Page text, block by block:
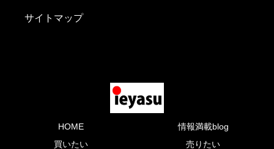
サイトマップ
HOME
情報満載blog
買いたい
売りたい